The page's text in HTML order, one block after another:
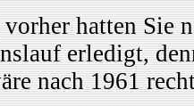
hatten Sie
erledigt,
nach 1961